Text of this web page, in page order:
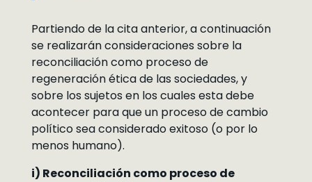
Partiendo de la cita anterior, a continuación
se realizarán consideraciones sobre la
reconciliación como proceso de
regeneración ética de las sociedades, y
sobre los sujetos en los cuales esta debe
acontecer para que un proceso de cambio
político sea considerado exitoso (o por lo
menos humano).
i) Reconciliación como proceso de